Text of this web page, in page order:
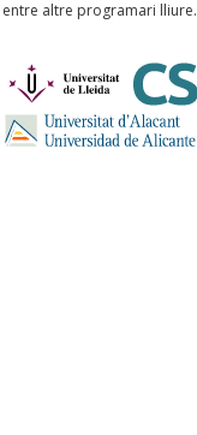
entre altre programari lliure.